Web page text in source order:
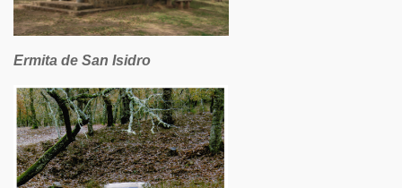
Ermita de San Isidro